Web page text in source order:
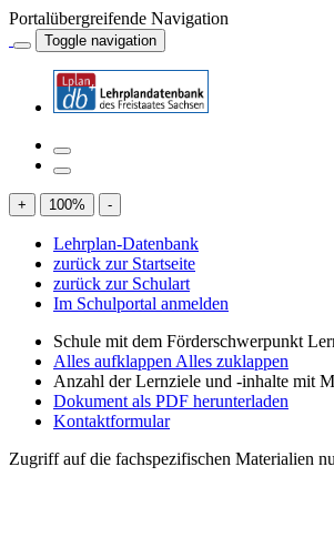
Portalübergreifende Navigation
Toggle navigation
+ 100% -
Lehrplan-Datenbank
zurück zur Startseite
zurück zur Schulart
Im Schulportal anmelden
Schule mit dem Förderschwerpunkt
Alles aufklappen Alles zuklappen
Anzahl der Lernziele und -inhalte mit
Dokument als PDF herunterladen
Kontaktformular
Zugriff auf die fachspezifischen Materialien